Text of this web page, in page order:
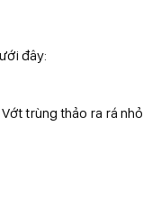
đây:
trùng thảo ra rá nhỏ